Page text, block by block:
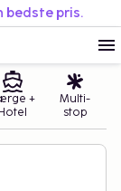
bedste pris.
+
Multi-
stop